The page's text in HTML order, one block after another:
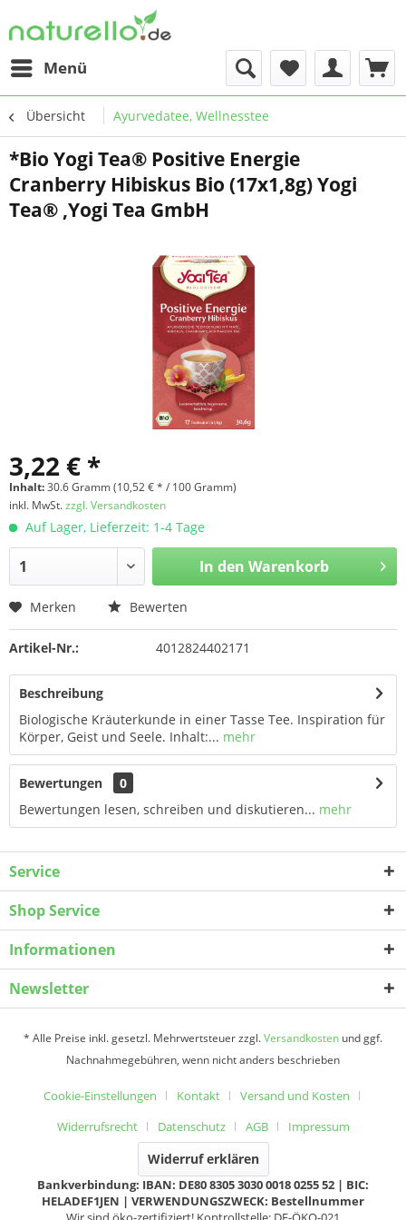
Menü
Übersicht Ayurvedatee, Wellnesstee
*Bio Yogi Tea® Positive Energie
Cranberry Hibiskus Bio (17x1,8g) Yogi
Tea® ,Yogi Tea GmbH
3,22 € *
Inhalt:30.6 Gramm (10,52 € * / 100 Gramm)
inkl. MwSt.zzgl. Versandkosten
Auf Lager, Lieferzeit: 1-4 Tage
In den Warenkorb
Merken Bewerten
Artikel-Nr.: 4012824402171
Beschreibung
Biologische Kräuterkunde in einer Tasse Tee. Inspiration für
Körper, Geist und Seele. Inhalt:... mehr
Bewertungen
0
Bewertungen lesen, schreiben und diskutieren... mehr
Service
Shop Service
Informationen
Newsletter
* Alle Preise inkl. gesetzl. Mehrwertsteuer zzgl.Versandkosten und ggf.
Nachnahmegebühren, wenn nicht anders beschrieben
Cookie-Einstellungen Kontakt
Versand und Kosten
Widerrufsrecht
Datenschutz AGB Impressum
Widerruf erklären
Bankverbindung: IBAN: DE80 8305 3030 0018 0255 52 | BIC:
HELADEF1JEN | VERWENDUNGSZWECK: Bestellnummer